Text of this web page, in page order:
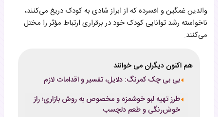
والدین غمگین و افسرده که از ابراز شادی به کودک دریغ می‌کنند،
ناخواسته رشد توانایی کودک خود در برقراری ارتباط مؤثر را مختل
می‌کنند.
هم اکنون دیگران می خوانند
بی بی چک کمرنگ: دلایل، تفسیر و اقدامات لازم
طرز تهیه لبو خوشمزه و مخصوص به روش بازاری؛ راز
خوش‌رنگی و طعم دلچسب